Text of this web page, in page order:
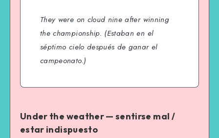
They were on cloud nine after winning
the championship. (Estaban en el
séptimo cielo después de ganar el
campeonato.)
Under the weather — sentirse mal /
estar indispuesto